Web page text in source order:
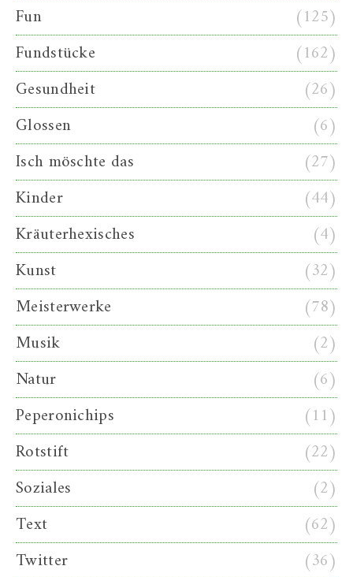
Fun
(125)
Fundstücke
(162)
Gesundheit
(26)
Glossen
(6)
Isch möschte das
(27)
Kinder
(44)
Kräuterhexisches
(4)
Kunst
(32)
Meisterwerke
(78)
Musik
(2)
Natur
(6)
Peperonichips
(11)
Rotstift
(22)
Soziales
(2)
Text
(62)
Twitter
(36)